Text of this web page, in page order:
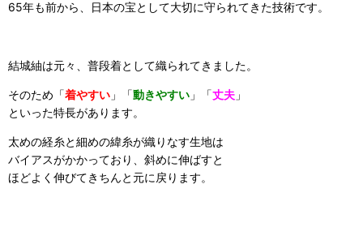
65年も前から、日本の宝として大切に守られてきた技術です。
結城紬は元々、普段着として織られてきました。
そのため「着やすい 」「動きやすい 」「丈夫 」
といった特長があります。
太めの経糸と細めの緯糸が織りなす生地は
バイアスがかかっており、斜めに伸ばすと
ほどよく伸びてきちんと元に戻ります。